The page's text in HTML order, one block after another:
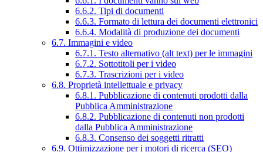
6.6.2. Tipi di documenti
6.6.3. Formato di lettura dei documenti elettronici
6.6.4. Modalità di produzione dei documenti
6.7. Immagini e video
6.7.1. Testo alternativo (alt text) per le immagini
6.7.2. Sottotitoli per i video
6.7.3. Trascrizioni per i video
6.8. Proprietà intellettuale e privacy
6.8.1. Pubblicazione di contenuti prodotti dalla
Pubblica Amministrazione
6.8.2. Pubblicazione di contenuti non prodotti
dalla Pubblica Amministrazione
6.8.3. Consenso dei soggetti ritratti
6.9. Ottimizzazione per i motori di ricerca (SEO)